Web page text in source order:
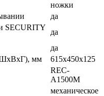
ножки
да
SECURITY
да
да
(ШxВxГ), мм
615x450x125
REC-
A1500M
механическое